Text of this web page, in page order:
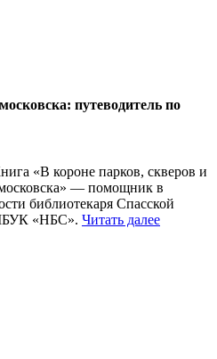
путеводитель по
«В короне парков, скверов и
— помощник в
библиотекаря Спасской
«НБС». Читать далее